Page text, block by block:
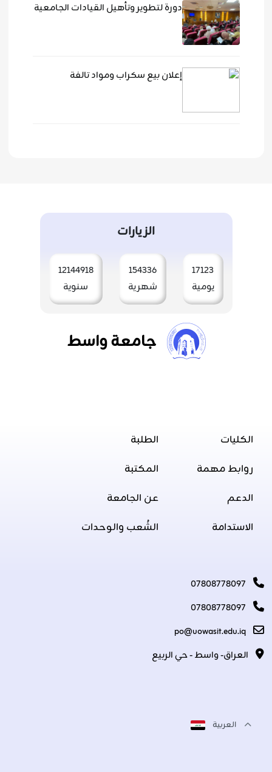
دورة لتطوير وتأهيل القيادات الجامعية
إعلان بيع سكراب ومواد تالفة
الزيارات
17123
يومية
154336
شهرية
12144918
سنوية
جامعة واسط
الكليات
روابط مهمة
الدعم
الاستدامة
الطلبة
المكتبة
عن الجامعة
الشُعب والوحدات
07808778097
07808778097
po@uowasit.edu.iq
العراق- واسط - حي الربيع
العربية